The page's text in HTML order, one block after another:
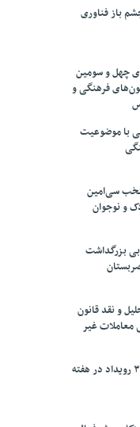
باز فناوری
چهل و سومین
فرهنگی و
با موضوعیت
سی‌امین
و نوجوان
بزرگداشت
و نقد قانون
معاملات غیر
برگزاری بیش از ۳۰۰ رویداد در هفته